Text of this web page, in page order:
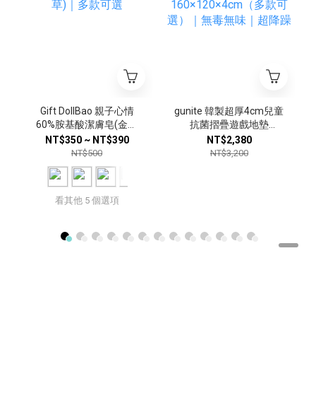
Gift DollBao 親子心情
60%胺基酸潔膚皂(金箔
紫草)｜多款可選
NT$350 ~ NT$390
NT$500
看其他 5 個選項
gunite 韓製超厚4cm兒童
抗菌摺疊遊戲地墊
160×120×4cm（多款可
選）｜無毒無味｜超降躁
NT$2,380
NT$3,200